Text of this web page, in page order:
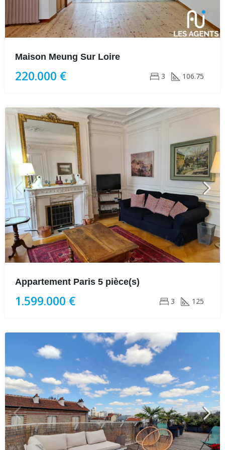
Maison Meung Sur Loire
220.000 € 3 106.75
Appartement Paris 5 pièce(s)
1.599.000 € 3 125